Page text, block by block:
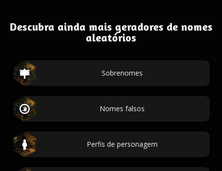
Descubra ainda mais geradores de nomes
aleatórios
Sobrenomes
Nomes falsos
Perfis de personagem